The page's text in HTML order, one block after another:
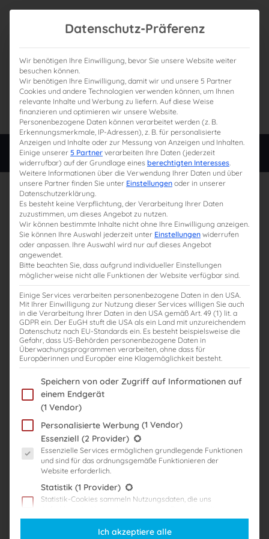
0
Gesamtpreis
0,00 €
3. September
2024
Klausurtipps: Die 10 Gebote zur 3,X Klausur
Dipl.-Finanzwirt mit StB-Examen Yannic Lebfromm
Steuerberater , Steuerberaterexamen,Steuerberaterklausuren
Steuerberatervorbereitung
klausuren klausurenkurs klausurtipps ,stb stb-examen
steuerberaterexamen,steuerberaterprüfung, vorbereitungskurse
Hallo zusammen,heute möchte ich euch für die letzten Wochen der
Vorbereitung meine besten Tipps und Tricks für das schriftliche
Steuerberaterexamen mitgeben. Über die letzten Jahre habe ich
diese in die „10 Gebote zur 3,X Klausur“ übernommen. Ich hoffe euch
damit für die restliche Zeit nochmal einige hilfreiche Informationen
mitgeben zu können. Hintergrund Oftmals ist eine […]
Weiterlesen
Datenschutz-Präferenz
Wir benötigen Ihre Einwilligung, bevor Sie unsere Website weiter
besuchen können.
Wir benötigen Ihre Einwilligung, damit wir und unsere 5 Partner
Cookies und andere Technologien verwenden können, um Ihnen
relevante Inhalte und Werbung zu liefern. Auf diese Weise
finanzieren und optimieren wir unsere Website.
Personenbezogene Daten können verarbeitet werden (z. B.
Erkennungsmerkmale, IP-Adressen), z. B. für personalisierte
Anzeigen und Inhalte oder zur Messung von Anzeigen und Inhalten.
Einige unserer 5 Partner verarbeiten Ihre Daten (jederzeit
widerrufbar) auf der Grundlage eines berechtigten Interesses.
Weitere Informationen über die Verwendung Ihrer Daten und über
unsere Partner finden Sie unter Einstellungen oder in unserer
Datenschutzerklärung.
Es besteht keine Verpflichtung, der Verarbeitung Ihrer Daten
zuzustimmen, um dieses Angebot zu nutzen.
Wir können bestimmte Inhalte nicht ohne Ihre Einwilligung anzeigen.
Sie können Ihre Auswahl jederzeit unter Einstellungen widerrufen
oder anpassen. Ihre Auswahl wird nur auf dieses Angebot
angewendet.
Bitte beachten Sie, dass aufgrund individueller Einstellungen
möglicherweise nicht alle Funktionen der Website verfügbar sind.
Einige Services verarbeiten personenbezogene Daten in den USA.
Mit Ihrer Einwilligung zur Nutzung dieser Services willigen Sie auch
in die Verarbeitung Ihrer Daten in den USA gemäß Art. 49 (1) lit. a
GDPR ein. Der EuGH stuft die USA als ein Land mit unzureichendem
Datenschutz nach EU-Standards ein. Es besteht beispielsweise die
Gefahr, dass US-Behörden personenbezogene Daten in
Überwachungsprogrammen verarbeiten, ohne dass für
Europäerinnen und Europäer eine Klagemöglichkeit besteht.
Im Folgenden finden Sie eine Liste der Zwecke des IAB
Speichern von oder Zugriff auf Informationen auf
einem Endgerät
(1 Vendor)
Personalisierte Werbung (1 Vendor)
Es folgt eine Liste der Service-Gruppen, für die eine Einwilligung
Essenziell (2 Provider)
Essenzielle Services ermöglichen grundlegende Funktionen
und sind für das ordnungsgemäße Funktionieren der
Website erforderlich.
Statistik (1 Provider)
Statistik-Cookies sammeln Nutzungsdaten, die uns
Website umgehen.
(3 Provider)
Ich akzeptiere alle